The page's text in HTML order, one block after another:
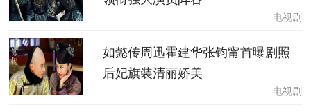
电视剧
如懿传周迅霍建华张钧甯首曝剧照
后妃旗装清丽娇美
电视剧